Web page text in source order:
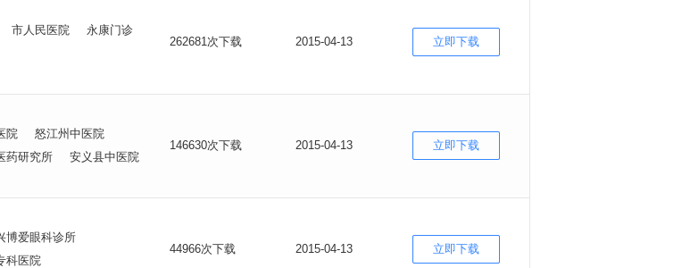
市人民医院
永康门诊
262681次下载 2015-04-13 立即下载
院
怒江州中医院
药研究所 安义县中医院
146630次下载 2015-04-13 立即下载
博爱眼科诊所
科医院
44966次下载 2015-04-13 立即下载